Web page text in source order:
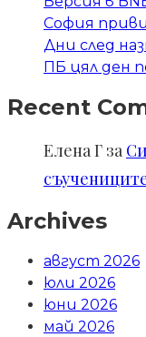
София
Дни след
ПБ цял ден
Recent
Елена Г за
Archives
август 2026
юли 2026
юни 2026
май 2026